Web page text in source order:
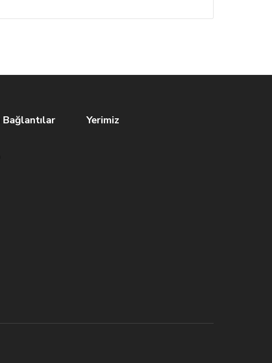
Bağlantılar Yerimiz